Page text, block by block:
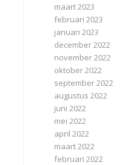
maart 2023
februari 2023
januari 2023
december 2022
november 2022
oktober 2022
september 2022
augustus 2022
juni 2022
mei 2022
april 2022
maart 2022
februari 2022